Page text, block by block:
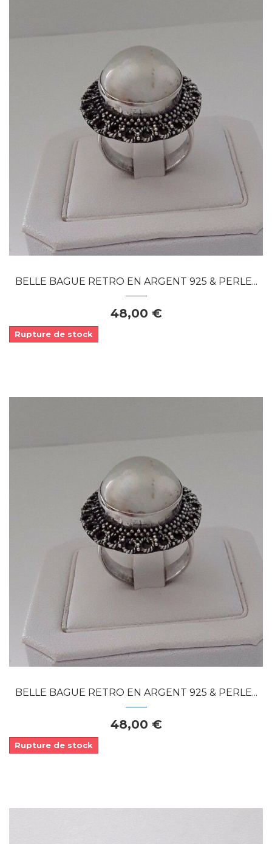
Dans mon panier
APERÇU RAPIDE
BELLE BAGUE RETRO EN ARGENT 925 & PERLE...
48,00 €
Rupture de stock
Dans mon panier
APERÇU RAPIDE
BELLE BAGUE RETRO EN ARGENT 925 & PERLE...
48,00 €
Rupture de stock